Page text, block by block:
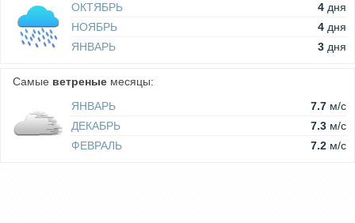
ОКТЯБРЬ
4 дня
НОЯБРЬ
4 дня
ЯНВАРЬ
3 дня
Самые ветреные месяцы:
ЯНВАРЬ
7.7 м/c
ДЕКАБРЬ
7.3 м/c
ФЕВРАЛЬ
7.2 м/c